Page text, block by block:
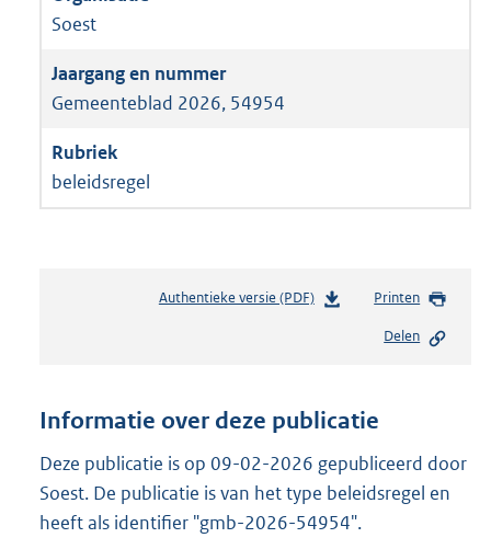
Soest
Gemeenteblad 2026, 54954
beleidsregel
Authentieke versie (PDF)b
n
s
r
o
Printen
Delen
Informatie over deze publicatie
Deze publicatie is op 09-02-2026 gepubliceerd door
Soest. De publicatie is van het type beleidsregel en
heeft als identifier "gmb-2026-54954".